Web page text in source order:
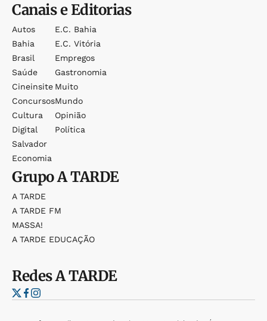
Canais e Editorias
Autos
Bahia
Brasil
Saúde
Cineinsite
Concursos
Cultura
Digital
Salvador
Economia
E.c. Bahia
E.c. Vitória
Empregos
Gastronomia
Muito
Mundo
Opinião
Política
GrupoA TARDE
A TARDE
A TARDE FM
MASSA!
A TARDE EDUCAÇÃO
RedesA TARDE